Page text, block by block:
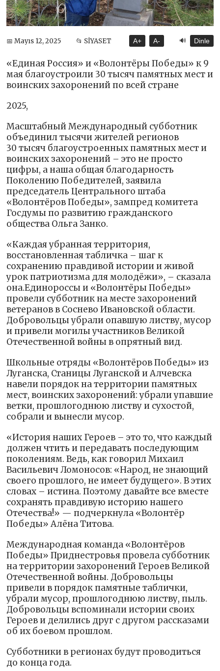
📅 Mayıs 12, 2025 📂 SİYASET A+ A- 🔊 Dinle
«Единая Россия» и «Волонтёры Победы» к 9
мая благоустроили 30 тысяч памятных мест и
воинских захоронений по всей стране
2025,
Масштабный Международный субботник
объединил тысячи жителей регионов
30 тысяч благоустроенных памятных мест и
воинских захоронений – это не просто
цифры, а наша общая благодарность
Поколению Победителей, заявила
председатель Центрального штаба
«Волонтёров Победы», зампред комитета
Госдумы по развитию гражданского
общества Ольга Занко.
«Каждая убранная территория,
восстановленная табличка – шаг к
сохранению правдивой истории и живой
урок патриотизма для молодёжи», – сказала
она.Единороссы и «Волонтёры Победы»
провели субботник на месте захоронений
ветеранов в Соснево Ивановской области.
Добровольцы убрали опавшую листву, мусор
и привели могилы участников Великой
Отечественной войны в опрятный вид.
Школьные отряды «Волонтёров Победы» из
Луганска, Станицы Луганской и Алчевска
навели порядок на территории памятных
мест, воинских захоронений: убрали упавшие
ветки, прошлогоднюю листву и сухостой,
собрали и вынесли мусор.
«История наших Героев – это то, что каждый
должен чтить и передавать последующим
поколениям. Ведь, как говорил Михаил
Васильевич Ломоносов: «Народ, не знающий
своего прошлого, не имеет будущего». В этих
словах – истина. Поэтому давайте все вместе
сохранять правдивую историю нашего
Отечества!» — подчеркнула «Волонтёр
Победы» Алёна Титова.
Международная команда «Волонтёров
Победы» Приднестровья провела субботник
на территории захоронений Героев Великой
Отечественной войны. Добровольцы
привели в порядок памятные таблички,
убрали мусор, прошлогоднюю листву, пыль.
Добровольцы вспоминали истории своих
Героев и делились друг с другом рассказами
об их боевом прошлом.
Субботники в регионах будут проводиться
до конца года.